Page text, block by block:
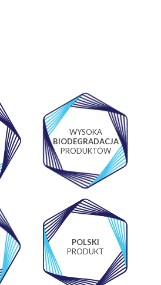
WYSOKA
BIODEGRADACJA
PRODUKTÓW
POLSKI
PRODUKT